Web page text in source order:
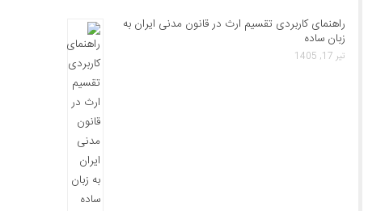
راهنمای کاربردی تقسیم ارث در قانون مدنی ایران به
زبان ساده
تیر 17, 1405